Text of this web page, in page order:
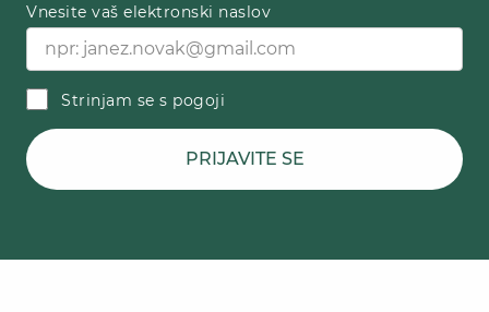
Vnesite vaš elektronski naslov
Strinjam se s pogoji
PRIJAVITE SE